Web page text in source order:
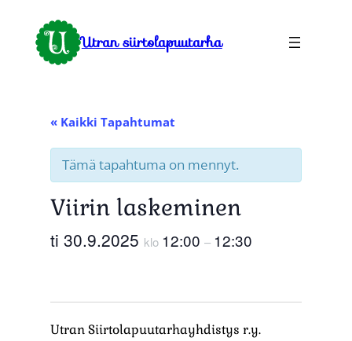
Utran siirtolapuutarha
« Kaikki Tapahtumat
Tämä tapahtuma on mennyt.
Viirin laskeminen
ti 30.9.2025 klo 12:00 – 12:30
Utran Siirtolapuutarhayhdistys r.y.